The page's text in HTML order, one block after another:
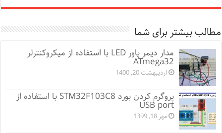
مطالب بیشتر برای شما
مدار دیمر پاور LED با استفاده از میکروکنترلر
ATmega32
اردیبهشت 20, 1400
پروگرم کردن بورد STM32F103C8 با استفاده از
USB port
مهر 18, 1399